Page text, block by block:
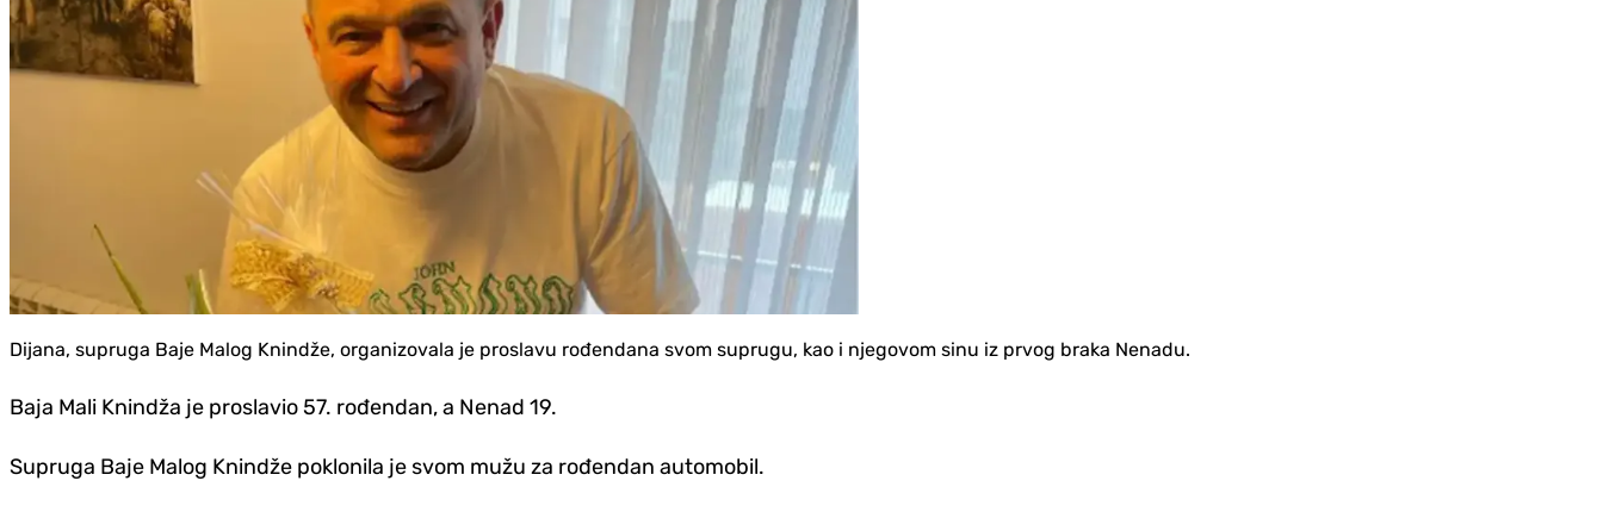
Dijana, supruga Baje Malog Knindže, organizovala je proslavu rođendana svom suprugu, kao i njegovom sinu iz prvog braka Nenadu.
Baja Mali Knindža je proslavio 57. rođendan, a Nenad 19.
Supruga Baje Malog Knindže poklonila je svom mužu za rođendan automobil.